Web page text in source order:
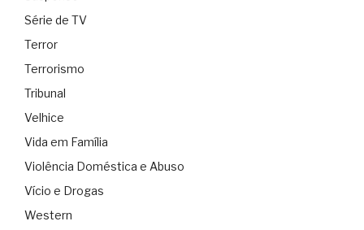
Série de TV
Terror
Terrorismo
Tribunal
Velhice
Vida em Família
Violência Doméstica e Abuso
Vício e Drogas
Western